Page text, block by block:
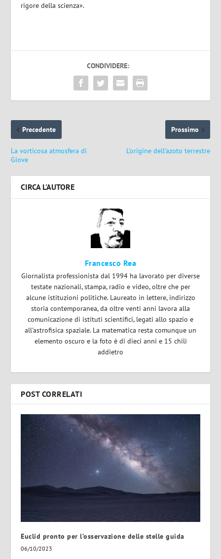
rigore della scienza».
CONDIVIDERE:
Precedente
La vorticosa atmosfera di
Giove
Prossimo
L’origine dell’azoto terrestre
CIRCA L'AUTORE
Francesco Rea
Giornalista professionista dal 1994 ha lavorato per diverse
testate nazionali, stampa, radio e video, oltre che per
alcune istituzioni politiche. Laureato in lettere, indirizzo
storia contemporanea, da oltre venti anni lavora alla
comunicazione di istituti scientifici, legati allo spazio e
all'astrofisica spaziale. La matematica resta comunque un
elemento oscuro e la foto è di dieci anni e 15 chili
addietro
POST CORRELATI
Euclid pronto per l’osservazione delle stelle guida
06/10/2023